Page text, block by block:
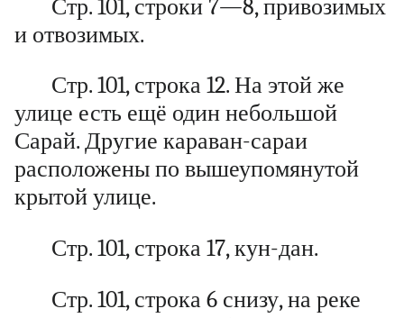
Стр. 101, строки 7—8, привозимых
и отвозимых.
Стр. 101, строка 12. На этой же
улице есть ещё один небольшой
Сарай. Другие караван-сараи
расположены по вышеупомянутой
крытой улице.
Стр. 101, строка 17, кун-дан.
Стр. 101, строка 6 снизу, на реке